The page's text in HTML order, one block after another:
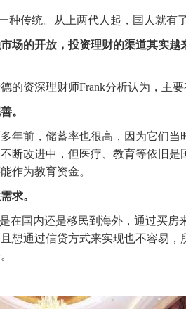
传统。从上两代人起，国人就有了
场的开放，投资理财的渠道其实越
资深理财师Frank分析认为，主要
。
前，储蓄率也很高，因为它们当
断改进中，但医疗、教育等依旧是
作为教育资金。
求。
国内还是移民到海外，通过买房
想通过信贷方式来实现也不容易，